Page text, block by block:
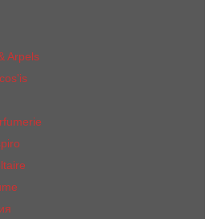
Arpels